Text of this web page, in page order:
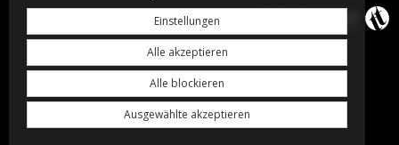
Einstellungen
Alle akzeptieren
Alle blockieren
Ausgewählte akzeptieren